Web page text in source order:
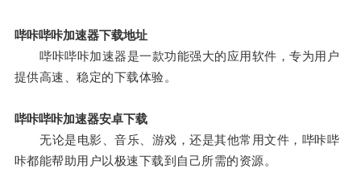
哔咔哔咔加速器下载地址
哔咔哔咔加速器是一款功能强大的应用软件，专为用户
提供高速、稳定的下载体验。
哔咔哔咔加速器安卓下载
无论是电影、音乐、游戏，还是其他常用文件，哔咔哔
咔都能帮助用户以极速下载到自己所需的资源。